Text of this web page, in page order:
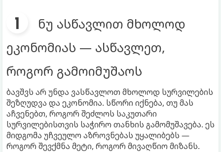
ნუ ასწავლით მხოლოდ
ეკონომიას — ასწავლეთ,
როგორ გამოიმუშაოს
ბავშვს არ უნდა ვასწავლოთ მხოლოდ სურვილების
შეზღუდვა და ეკონომია. სწორი იქნება, თუ მას
აჩვენებთ, როგორ შეძლოს საკუთარი
სურვილებისთვის საჭირო თანხის გამომუშავება. ეს
მიდგომა უჩვეულო აზროვნებას უყალიბებს —
როგორ შევქმნა მეტი, როგორ მივაღწიო მიზანს.